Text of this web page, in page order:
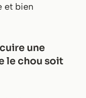
et bien
une
le chou soit